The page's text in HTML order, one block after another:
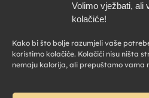
Volimo vježbati, ali
kolačiće!
Kako bi što bolje razumjeli vaše
koristimo kolačiće. Kolačići nisu ništa
nemaju kalorija, ali prepuštamo vama
POLITIKA PRIVATNOSTI
POLITIKA PRIKUPLJANJA